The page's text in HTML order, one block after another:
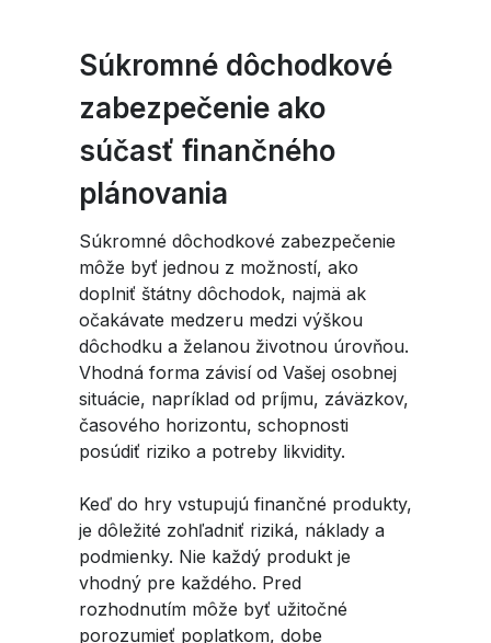
Súkromné dôchodkové
zabezpečenie ako
súčasť finančného
plánovania
Súkromné dôchodkové zabezpečenie
môže byť jednou z možností, ako
doplniť štátny dôchodok, najmä ak
očakávate medzeru medzi výškou
dôchodku a želanou životnou úrovňou.
Vhodná forma závisí od Vašej osobnej
situácie, napríklad od príjmu, záväzkov,
časového horizontu, schopnosti
posúdiť riziko a potreby likvidity.
Keď do hry vstupujú finančné produkty,
je dôležité zohľadniť riziká, náklady a
podmienky. Nie každý produkt je
vhodný pre každého. Pred
rozhodnutím môže byť užitočné
porozumieť poplatkom, dobe